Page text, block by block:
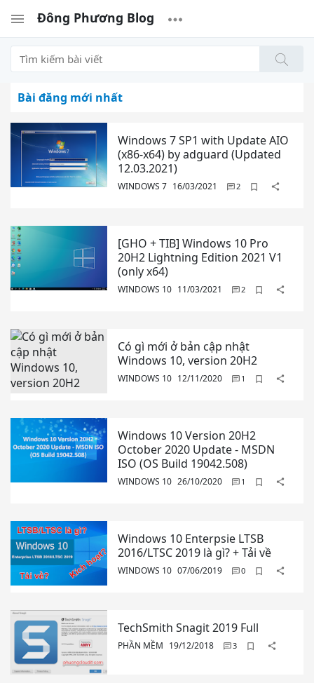
Đông Phương Blog
Bài đăng mới nhất
Windows 7 SP1 with Update AIO
(x86-x64) by adguard (Updated
12.03.2021)
WINDOWS 7 16/03/2021
[GHO + TIB] Windows 10 Pro
20H2 Lightning Edition 2021 V1
(only x64)
WINDOWS 10 11/03/2021
Có gì mới ở bản cập nhật
Windows 10, version 20H2
WINDOWS 10 12/11/2020
Windows 10 Version 20H2
October 2020 Update - MSDN
ISO (OS Build 19042.508)
WINDOWS 10 26/10/2020
Windows 10 Enterpsie LTSB
2016/LTSC 2019 là gì? + Tải về
WINDOWS 10 07/06/2019
TechSmith Snagit 2019 Full
PHẦN MỀM 19/12/2018